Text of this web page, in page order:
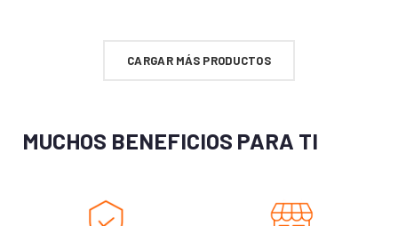
CARGAR MÁS PRODUCTOS
MUCHOS BENEFICIOS PARA TI